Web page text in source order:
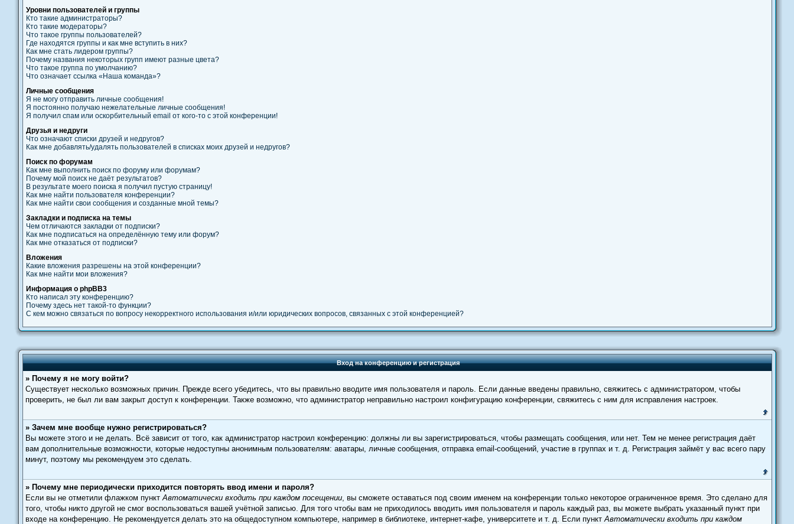
Уровни пользователей и группы
Кто такие администраторы?
Кто такие модераторы?
Что такое группы пользователей?
Где находятся группы и как мне вступить в них?
Как мне стать лидером группы?
Почему названия некоторых групп имеют разные цвета?
Что такое группа по умолчанию?
Что означает ссылка «Наша команда»?
Личные сообщения
Я не могу отправить личные сообщения!
Я постоянно получаю нежелательные личные сообщения!
Я получил спам или оскорбительный email от кого-то с этой конференции!
Друзья и недруги
Что означают списки друзей и недругов?
Как мне добавлять/удалять пользователей в списках моих друзей и недругов?
Поиск по форумам
Как мне выполнить поиск по форуму или форумам?
Почему мой поиск не даёт результатов?
В результате моего поиска я получил пустую страницу!
Как мне найти пользователя конференции?
Как мне найти свои сообщения и созданные мной темы?
Закладки и подписка на темы
Чем отличаются закладки от подписки?
Как мне подписаться на определённую тему или форум?
Как мне отказаться от подписки?
Вложения
Какие вложения разрешены на этой конференции?
Как мне найти мои вложения?
Информация о phpBB3
Кто написал эту конференцию?
Почему здесь нет такой-то функции?
С кем можно связаться по вопросу некорректного использования и/или юридических вопросов, связанных с этой конференцией?
Вход на конференцию и регистрация
» Почему я не могу войти?
Существует несколько возможных причин. Прежде всего убедитесь, что вы правильно вводите имя пользователя и пароль. Если данные введены правильно, свяжитесь с администратором, чтобы
проверить, не был ли вам закрыт доступ к конференции. Также возможно, что администратор неправильно настроил конфигурацию конференции, свяжитесь с ним для исправления настроек.
» Зачем мне вообще нужно регистрироваться?
Вы можете этого и не делать. Всё зависит от того, как администратор настроил конференцию: должны ли вы зарегистрироваться, чтобы размещать сообщения, или нет. Тем не менее регистрация даёт
вам дополнительные возможности, которые недоступны анонимным пользователям: аватары, личные сообщения, отправка email-сообщений, участие в группах и т. д. Регистрация займёт у вас всего пару
минут, поэтому мы рекомендуем это сделать.
» Почему мне периодически приходится повторять ввод имени и пароля?
Если вы не отметили флажком пунктАвтоматически входить при каждом посещении, вы сможете оставаться под своим именем на конференции только некоторое ограниченное время. Это сделано для
того, чтобы никто другой не смог воспользоваться вашей учётной записью. Для того чтобы вам не приходилось вводить имя пользователя и пароль каждый раз, вы можете выбрать указанный пункт при
входе на конференцию. Не рекомендуется делать это на общедоступном компьютере, например в библиотеке, интернет-кафе, университете и т. д. Если пунктАвтоматически входить при каждом